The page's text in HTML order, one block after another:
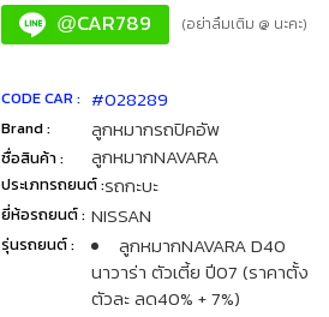
@CAR789 (อย่าลืมเติม @ นะคะ)
CODE CAR : #028289
Brand : ลูกหมากรถปิคอัพ
ชื่อสินค้า : ลูกหมากNAVARA
ประเภทรถยนต์ :รถกะบะ
ยี่ห้อรถยนต์ : NISSAN
รุ่นรถยนต์ :
ลูกหมากNAVARA D40
นาวาร่า ตัวเตี้ย ปี07 (ราคาตั้ง
ตัวละ ลด40% + 7%)